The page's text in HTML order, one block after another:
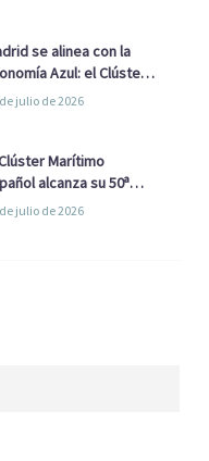
se alinea con la
Azul: el Clúster
Español y la Real
julio de 2026
Marítimo
alcanza su 50ª
reafirmando su
julio de 2026